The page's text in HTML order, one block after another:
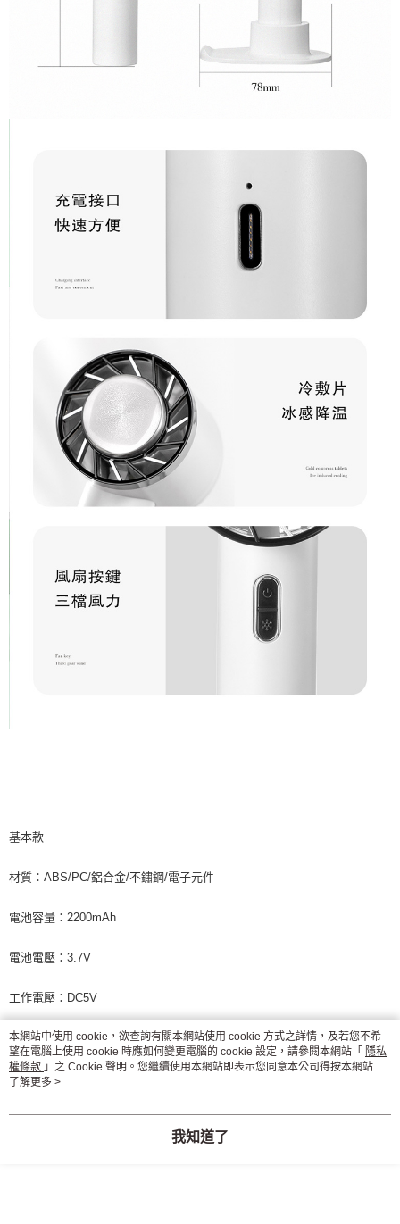
基本款
材質：ABS/PC/鋁合金/不鏽鋼/電子元件
電池容量：2200mAh
電池電壓：3.7V
工作電壓：DC5V
輸出功率：≤10W
產品尺寸：約5.8*6.78*16.28cm
充電電流：1A
本網站中使用 cookie，欲查詢有關本網站使用 cookie 方式之詳情，及若您不希
望在電腦上使用 cookie 時應如何變更電腦的 cookie 設定，請參閱本網站「 隱私
權條款 」之 Cookie 聲明。您繼續使用本網站即表示您同意本公司得按本網站使
用條款之 Cookie 聲明使用 cookie。
了解更多 >
我知道了